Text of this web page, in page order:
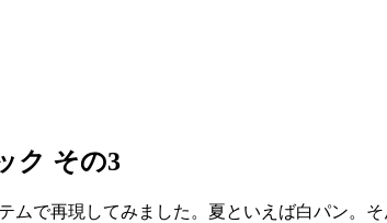
ク その3
で再現してみました。夏といえば白パン。